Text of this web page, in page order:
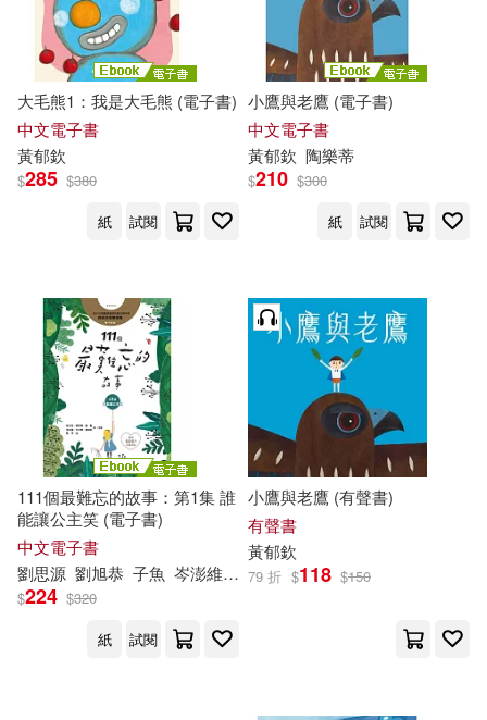
大毛熊1：我是大毛熊 (電子書)
中文電子書
黃郁欽
$285 $380
紙
試閱
小鷹與老鷹 (電子書)
中文電子書
黃郁欽 陶樂蒂
$210 $300
紙
試閱
111個最難忘的故事：第1集 誰
能讓公主笑 (電子書)
中文電子書
劉思源 劉旭恭 子魚 岑澎維 廖炳焜 施養慧 李光福
$224 $320
紙
試閱
小鷹與老鷹 (有聲書)
有聲書
黃郁欽
79 折 $118 $150